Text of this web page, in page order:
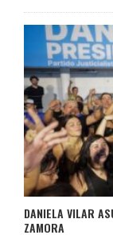
DANIELA VILAR
ZAMORA